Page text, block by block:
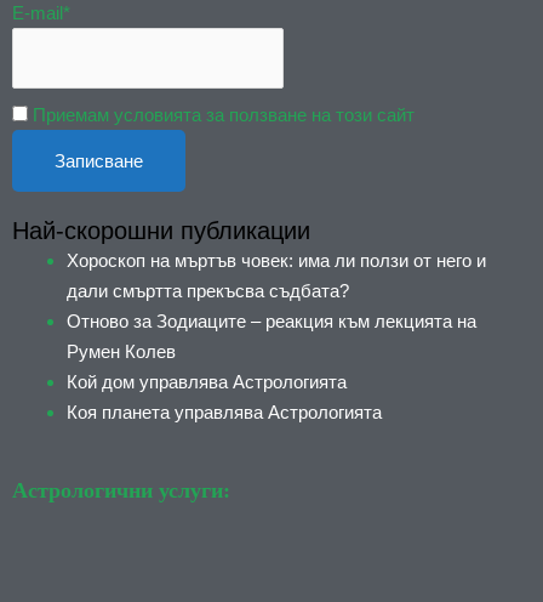
E-mail*
Приемам условията за ползване на този сайт
Най-скорошни публикации
Хороскоп на мъртъв човек: има ли ползи от него и
дали смъртта прекъсва съдбата?
Отново за Зодиаците – реакция към лекцията на
Румен Колев
Кой дом управлява Астрологията
Коя планета управлява Астрологията
Астрологични услуги: